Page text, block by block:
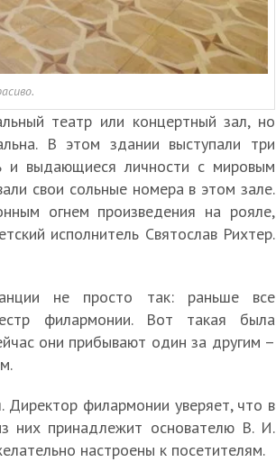
театр или концертный зал, но
В этом здании выступали три
и выдающиеся личности с мировым
свои сольные номера в этом зале.
огнем произведения на рояле,
исполнитель Святослав Рихтер.
не просто так: раньше все
филармонии. Вот такая была
они прибывают один за другим –
Директор филармонии уверяет, что в
них принадлежит основателю В. И.
настроены к посетителям.